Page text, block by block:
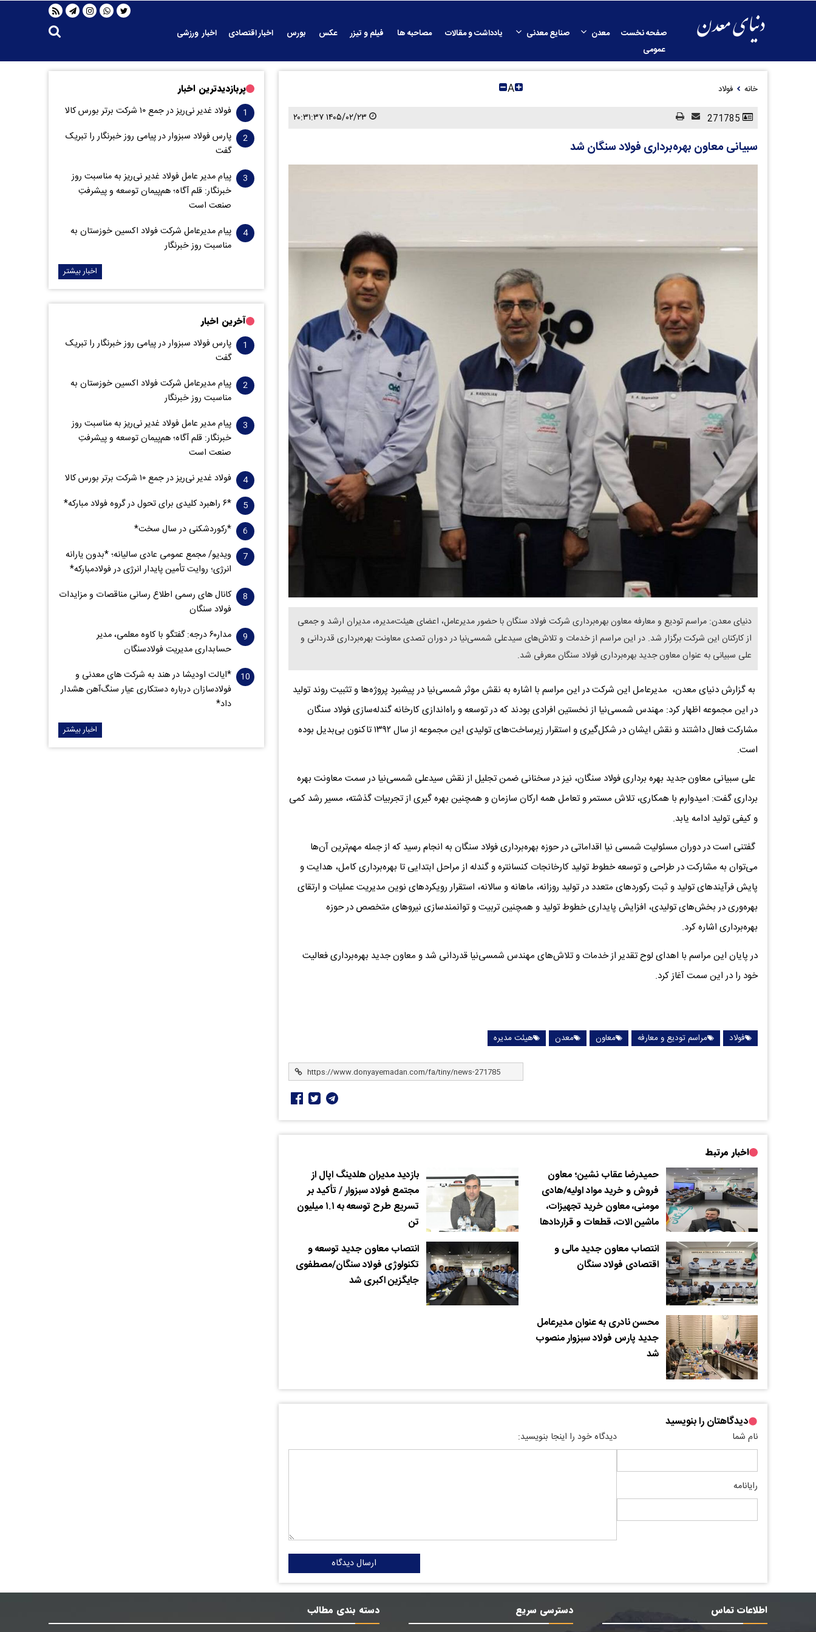
صفحه نخست معدن صنایع معدنی یادداشت و مقالات مصاحبه ها فیلم و تیزر عکس بورس اخبار اقتصادی
اخبار ورزشی
عمومی
خانه فولاد A
۱۴۰۵/۰۲/۲۳ ۲۰:۳۱:۳۷
سبیانی معاون بهره‌برداری فولاد سنگان شد
دنیای معدن: مراسم تودیع و معارفه معاون بهره‌برداری شرکت فولاد سنگان با حضور مدیرعامل، اعضای هیئت‌مدیره، مدیران ارشد و جمعی
از کارکنان این شرکت برگزار شد. در این مراسم از خدمات و تلاش‌های سیدعلی شمسی‌نیا در دوران تصدی معاونت بهره‌برداری قدردانی و
علی سبیانی به عنوان معاون جدید بهره‌برداری فولاد سنگان معرفی شد.
به گزارش دنیای معدن، مدیرعامل این شرکت در این مراسم با اشاره به نقش موثر شمسی‌نیا در پیشبرد پروژه‌ها و تثبیت روند تولید
در این مجموعه اظهار کرد: مهندس شمسی‌نیا از نخستین افرادی بودند که در توسعه و راه‌اندازی کارخانه گندله‌سازی فولاد سنگان
مشارکت فعال داشتند و نقش ایشان در شکل‌گیری و استقرار زیرساخت‌های تولیدی این مجموعه از سال ۱۳۹۲ تاکنون بی‌بدیل بوده
است.
علی سبیانی معاون جدید بهره برداری فولاد سنگان، نیز در سخنانی ضمن تجلیل از نقش سیدعلی شمسی‌نیا در سمت معاونت بهره
برداری گفت: امیدوارم با همکاری، تلاش مستمر و تعامل همه ارکان سازمان و همچنین بهره گیری از تجربیات گذشته، مسیر رشد کمی
و کیفی تولید ادامه یابد.
گفتنی است در دوران مسئولیت شمسی نیا اقداماتی در حوزه بهره‌برداری فولاد سنگان به انجام رسید که از جمله مهم‌ترین آن‌ها
می‌توان به مشارکت در طراحی و توسعه خطوط تولید کارخانجات کنسانتره و گندله از مراحل ابتدایی تا بهره‌برداری کامل، هدایت و
پایش فرآیندهای تولید و ثبت رکوردهای متعدد در تولید روزانه، ماهانه و سالانه، استقرار رویکردهای نوین مدیریت عملیات و ارتقای
بهره‌وری در بخش‌های تولیدی، افزایش پایداری خطوط تولید و همچنین تربیت و توانمندسازی نیروهای متخصص در حوزه
بهره‌برداری اشاره کرد.
در پایان این مراسم با اهدای لوح تقدیر از خدمات و تلاش‌های مهندس شمسی‌نیا قدردانی شد و معاون جدید بهره‌برداری فعالیت
خود را در این سمت آغاز کرد.
فولاد مراسم تودیع و معارفه معاون معدن هیئت مدیره
اخبار مرتبط
حمیدرضا عقاب نشین؛ معاون
فروش و خرید مواد اولیه/هادی
مومنی، معاون خرید تجهیزات،
ماشین الات، قطعات و قراردادها
بازدید مدیران هلدینگ اپال از
مجتمع فولاد سبزوار / تأکید بر
تسریع طرح توسعه به ۱.۱ میلیون
تن
انتصاب معاون جدید مالی و
اقتصادی فولاد سنگان
انتصاب معاون جدید توسعه و
تکنولوژی فولاد سنگان/مصطفوی
جایگزین اکبری شد
محسن نادری به عنوان مدیرعامل
جدید پارس فولاد سبزوار منصوب
شد
دیدگاهتان را بنویسید
نام شما
رایانامه
دیدگاه خود را اینجا بنویسید:
ارسال دیدگاه
پربازدیدترین اخبار
فولاد غدیر نی‌ریز در جمع ۱۰ شرکت برتر بورس کالا
پارس فولاد سبزوار در پیامی روز خبرنگار را تبریک
گفت
پیام مدیر عامل فولاد غدیر نی‌ریز به مناسبت روز
خبرنگار: قلم آگاه؛ هم‌پیمان توسعه و پیشرفتِ
صنعت است
پیام مدیرعامل شرکت فولاد اکسین خوزستان به
مناسبت روز خبرنگار
اخبار بیشتر
آخرین اخبار
پارس فولاد سبزوار در پیامی روز خبرنگار را تبریک
گفت
پیام مدیرعامل شرکت فولاد اکسین خوزستان به
مناسبت روز خبرنگار
پیام مدیر عامل فولاد غدیر نی‌ریز به مناسبت روز
خبرنگار: قلم آگاه؛ هم‌پیمان توسعه و پیشرفتِ
صنعت است
فولاد غدیر نی‌ریز در جمع ۱۰ شرکت برتر بورس کالا
*۶ راهبرد کلیدی برای تحول در گروه فولاد مبارکه*
*رکوردشکنی در سال سخت*
ویدیو/ مجمع عمومی عادی سالیانه؛ *بدون یارانه
انرژی؛ روایت تأمین پایدار انرژی در فولادمبارکه*
کانال های رسمی اطلاع رسانی مناقصات و مزایدات
فولاد سنگان
مدار‌۶٠ درجه: گفتگو با کاوه معلمی، مدیر
حسابداری مدیریت فولادسنگان
*ایالت اودیشا در هند به شرکت های معدنی و
فولادسازان درباره دستکاری عیار سنگ‌آهن هشدار
داد*
اخبار بیشتر
اطلاعات تماس
دسترسی سریع
دسته بندی مطالب